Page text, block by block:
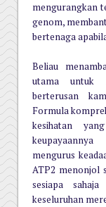
mengurangkan
genom,
bertenaga
Beliau
utama untuk
berterusan
Formula
kesihatan
mengurus
ATP2 menonjol
sesiapa
keseluruhan